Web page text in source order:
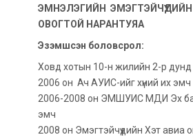
ЭМНЭЛЭГИЙН
ОВОГТОЙ НАРАНТУЯА
Эзэмшсэн боловсрол:
Ховд хотын 10-н жилийн 2-р дунд
2006 он Ач АУИС-ийг хүний их эмч
2006-2008 он ЭМШУИС МДИ Эх
эмч
2008 он Эмэгтэйчүүдийн Хэт авиа